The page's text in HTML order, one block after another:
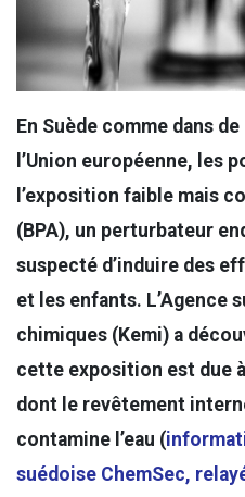
En Suède comme dans
l’Union européenne, les
l’exposition faible mais
(BPA), un perturbateur
suspecté d’induire des
et les enfants. L’Agence
chimiques (Kemi) a
cette exposition est due
dont le revêtement
contamine l’eau (
suédoise ChemSec,